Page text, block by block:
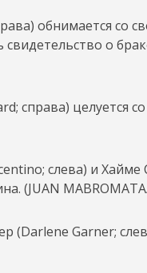
обнимается со
о
справа)
слева) и
(JUAN
(Darlene Garner;